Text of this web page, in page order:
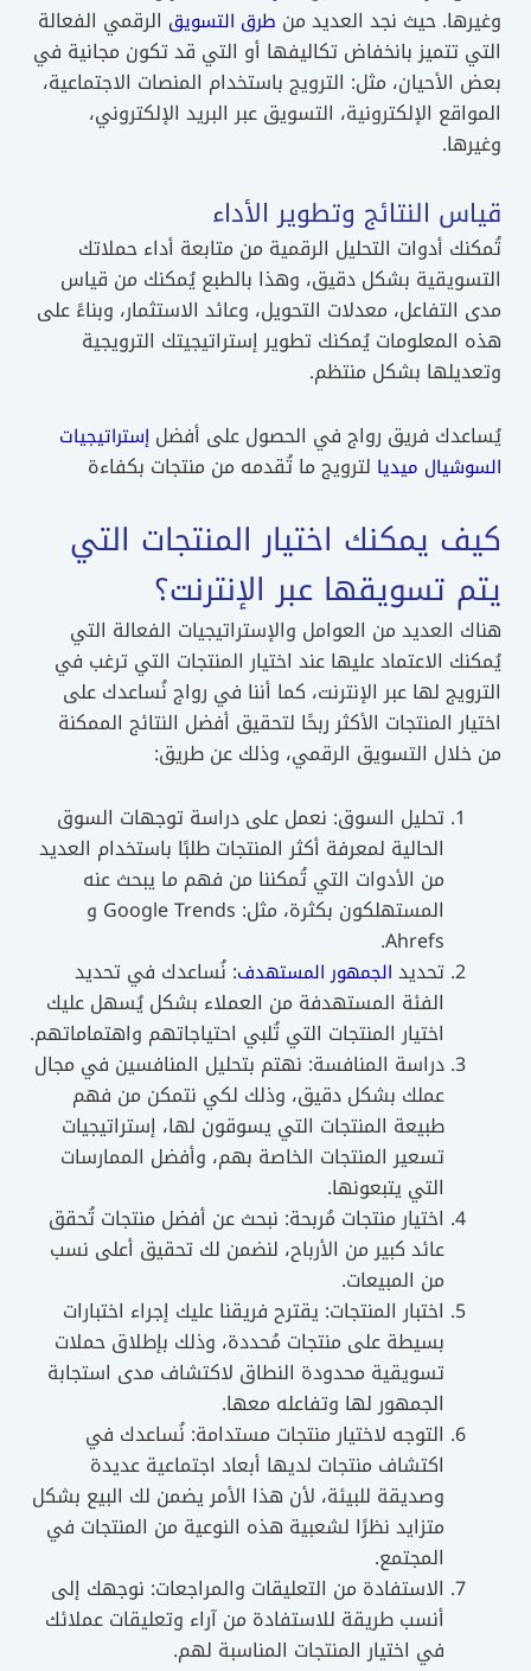
وغيرها. حيث نجد العديد من طرق التسويق الرقمي الفعالة
التي تتميز بانخفاض تكاليفها أو التي قد تكون مجانية في
بعض الأحيان، مثل: الترويج باستخدام المنصات الاجتماعية،
المواقع الإلكترونية، التسويق عبر البريد الإلكتروني،
وغيرها.
قياس النتائج وتطوير الأداء
تُمكنك أدوات التحليل الرقمية من متابعة أداء حملاتك
التسويقية بشكل دقيق، وهذا بالطبع يُمكنك من قياس
مدى التفاعل، معدلات التحويل، وعائد الاستثمار، وبناءً على
هذه المعلومات يُمكنك تطوير إستراتيجيتك الترويجية
وتعديلها بشكل منتظم.
يُساعدك فريق رواج في الحصول على أفضل إستراتيجيات
السوشيال ميديا لترويج ما تُقدمه من منتجات بكفاءة
كيف يمكنك اختيار المنتجات التي
يتم تسويقها عبر الإنترنت؟
هناك العديد من العوامل والإستراتيجيات الفعالة التي
يُمكنك الاعتماد عليها عند اختيار المنتجات التي ترغب في
الترويج لها عبر الإنترنت، كما أننا في رواج نُساعدك على
اختيار المنتجات الأكثر ربحًا لتحقيق أفضل النتائج الممكنة
من خلال التسويق الرقمي، وذلك عن طريق:
تحليل السوق: نعمل على دراسة توجهات السوق
الحالية لمعرفة أكثر المنتجات طلبًا باستخدام العديد
من الأدوات التي تُمكننا من فهم ما يبحث عنه
المستهلكون بكثرة، مثل: Google Trends و
Ahrefs.
تحديد الجمهور المستهدف: نُساعدك في تحديد
الفئة المستهدفة من العملاء بشكل يُسهل عليك
اختيار المنتجات التي تُلبي احتياجاتهم واهتماماتهم.
دراسة المنافسة: نهتم بتحليل المنافسين في مجال
عملك بشكل دقيق، وذلك لكي نتمكن من فهم
طبيعة المنتجات التي يسوقون لها، إستراتيجيات
تسعير المنتجات الخاصة بهم، وأفضل الممارسات
التي يتبعونها.
اختيار منتجات مُربحة: نبحث عن أفضل منتجات تُحقق
عائد كبير من الأرباح، لنضمن لك تحقيق أعلى نسب
من المبيعات.
اختبار المنتجات: يقترح فريقنا عليك إجراء اختبارات
بسيطة على منتجات مُحددة، وذلك بإطلاق حملات
تسويقية محدودة النطاق لاكتشاف مدى استجابة
الجمهور لها وتفاعله معها.
التوجه لاختيار منتجات مستدامة: نُساعدك في
اكتشاف منتجات لديها أبعاد اجتماعية عديدة
وصديقة للبيئة، لأن هذا الأمر يضمن لك البيع بشكل
متزايد نظرًا لشعبية هذه النوعية من المنتجات في
المجتمع.
الاستفادة من التعليقات والمراجعات: نوجهك إلى
أنسب طريقة للاستفادة من آراء وتعليقات عملائك
في اختيار المنتجات المناسبة لهم.